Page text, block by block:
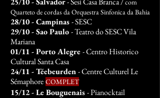
com
Quarteto de cordas da Orquestra Sinfonica da Bahia
28/10 - Campinas- SESC
29/10 - Sao Paulo- Teatro do SESC Vila
Mariana
01/11 - Porto Alegre- Centro Historico
Cultural Santa Casa
24/11 -Téebeurden- Centre Culturel Le
Sémaphore COMPLET
15/12 - Le Bouguenais- Pianocktail